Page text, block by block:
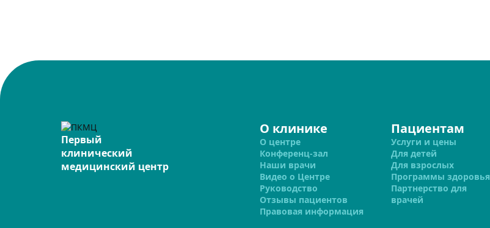
Первый
клинический
медицинский центр
О клинике
О центре
Конференц-зал
Наши врачи
Видео о Центре
Руководство
Отзывы пациентов
Правовая информация
Пациентам
Услуги и цены
Для детей
Для взрослых
Программы здоровья
Партнерство для
врачей